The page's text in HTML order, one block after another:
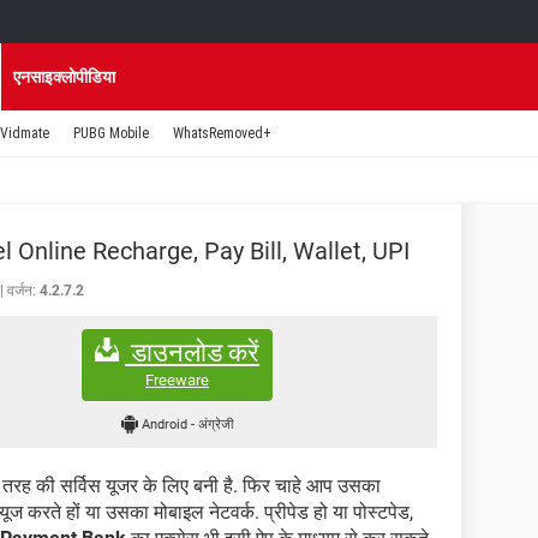
एनसाइक्लोपीडिया
Vidmate PUBG Mobile WhatsRemoved+
Online Recharge, Pay Bill, Wallet, UPI
वर्जन: 4.2.7.2
डाउनलोड करें
Freeware
Android-अंग्रेजी
की सर्विस यूजर के लिए बनी है. फिर चाहे आप उसका
करते हों या उसका मोबाइल नेटवर्क. प्रीपेड हो या पोस्टपेड,